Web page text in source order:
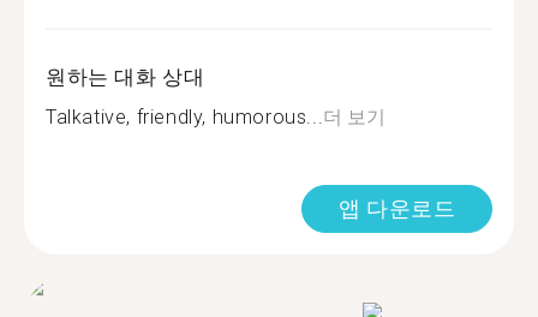
원하는 대화 상대
Talkative, friendly, humorous...더 보기
앱 다운로드